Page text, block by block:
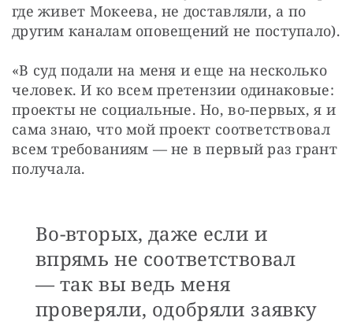
где живет Мокеева, не доставляли, а по
другим каналам оповещений не поступало).
«В суд подали на меня и еще на несколько
человек. И ко всем претензии одинаковые:
проекты не социальные. Но, во-первых, я и
сама знаю, что мой проект соответствовал
всем требованиям — не в первый раз грант
получала.
Во-вторых, даже если и
впрямь не соответствовал
— так вы ведь меня
проверяли, одобряли заявку